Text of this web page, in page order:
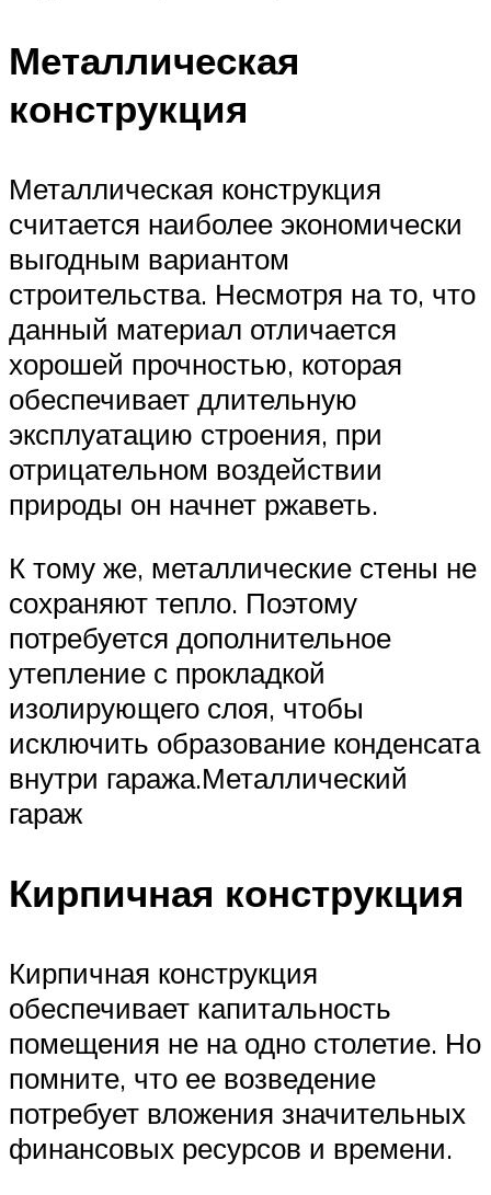
Металлическая
конструкция
Металлическая конструкция
считается наиболее экономически
выгодным вариантом
строительства. Несмотря на то, что
данный материал отличается
хорошей прочностью, которая
обеспечивает длительную
эксплуатацию строения, при
отрицательном воздействии
природы он начнет ржаветь.
К тому же, металлические стены не
сохраняют тепло. Поэтому
потребуется дополнительное
утепление с прокладкой
изолирующего слоя, чтобы
исключить образование конденсата
внутри гаража.Металлический
гараж
Кирпичная конструкция
Кирпичная конструкция
обеспечивает капитальность
помещения не на одно столетие. Но
помните, что ее возведение
потребует вложения значительных
финансовых ресурсов и времени.